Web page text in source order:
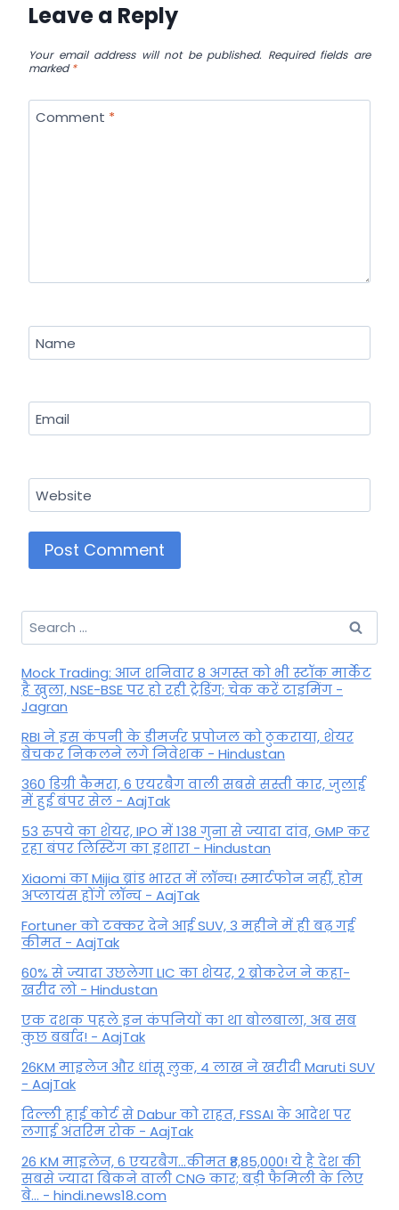
Leave a Reply
Your email address will not be published. Required fields are
marked*
Comment *
Name
Email
Website
Search
for:
Mock Trading: आज शनिवार 8 अगस्त को भी स्टॉक मार्केट
है खुला, NSE-BSE पर हो रही ट्रेडिंग; चेक करें टाइमिंग -
Jagran
RBI ने इस कंपनी के डीमर्जर प्रपोजल को ठुकराया, शेयर
बेचकर निकलने लगे निवेशक - Hindustan
360 डिग्री कैमरा, 6 एयरबैग वाली सबसे सस्ती कार, जुलाई
में हुई बंपर सेल - AajTak
53 रुपये का शेयर, IPO में 138 गुना से ज्यादा दांव, GMP कर
रहा बंपर लिस्टिंग का इशारा - Hindustan
Xiaomi का Mijia ब्रांड भारत में लॉन्च! स्मार्टफोन नहीं, होम
अप्लायंस होंगे लॉन्च - AajTak
Fortuner को टक्कर देने आई SUV, 3 महीने में ही बढ़ गई
कीमत - AajTak
60% से ज्यादा उछलेगा LIC का शेयर, 2 ब्रोकरेज ने कहा-
खरीद लो - Hindustan
एक दशक पहले इन कंपनियों का था बोलबाला, अब सब
कुछ बर्बाद! - AajTak
26KM माइलेज और धांसू लुक, 4 लाख ने खरीदी Maruti SUV
- AajTak
दिल्ली हाई कोर्ट से Dabur को राहत, FSSAI के आदेश पर
लगाई अंतरिम रोक - AajTak
26 KM माइलेज, 6 एयरबैग...कीमत ₹8,85,000! ये है देश की
सबसे ज्यादा बिकने वाली CNG कार; बड़ी फैमिली के लिए
बे... - hindi.news18.com